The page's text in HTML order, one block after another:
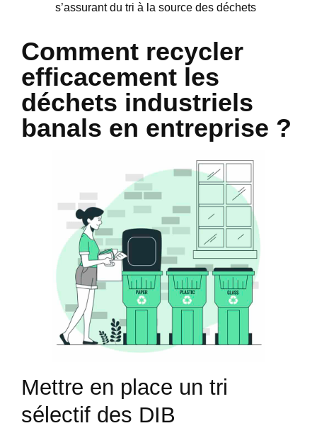
s’assurant du tri à la source des déchets
Comment recycler
efficacement les
déchets industriels
banals en entreprise ?
Mettre en place un tri
sélectif des DIB